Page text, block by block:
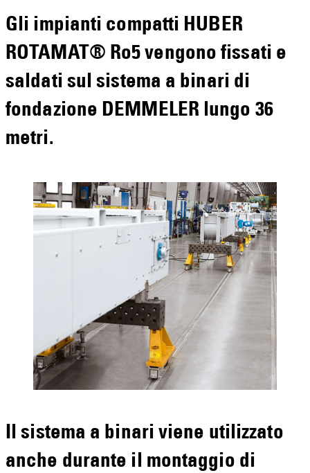
Gli impianti compatti HUBER
ROTAMAT® Ro5 vengono fissati e
saldati sul sistema a binari di
fondazione DEMMELER lungo 36
metri.
Il sistema a binari viene utilizzato
anche durante il montaggio di